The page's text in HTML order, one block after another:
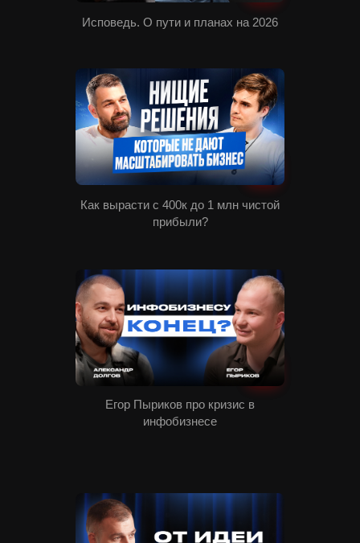
Исповедь. О пути и планах на 2026
Как вырасти с 400к до 1 млн чистой
прибыли?
Егор Пыриков про кризис в
инфобизнесе